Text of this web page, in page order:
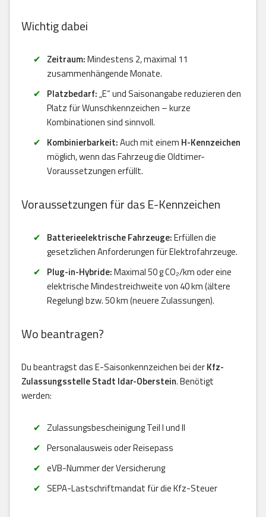
Wichtig dabei
Zeitraum:Mindestens 2, maximal 11
zusammenhängende Monate.
Platzbedarf:„E“ und Saisonangabe reduzieren den
Platz für Wunschkennzeichen – kurze
Kombinationen sind sinnvoll.
Kombinierbarkeit:Auch mit einem H-Kennzeichen
möglich, wenn das Fahrzeug die Oldtimer-
Voraussetzungen erfüllt.
Voraussetzungen für das E-Kennzeichen
Batterieelektrische Fahrzeuge:Erfüllen die
gesetzlichen Anforderungen für Elektrofahrzeuge.
Plug-in-Hybride:Maximal 50 g CO₂/km oder eine
elektrische Mindestreichweite von 40 km (ältere
Regelung) bzw. 50 km (neuere Zulassungen).
Wo beantragen?
Du beantragst das E-Saisonkennzeichen bei derKfz-
Zulassungsstelle Stadt Idar-Oberstein. Benötigt
werden:
Zulassungsbescheinigung Teil I und II
Personalausweis oder Reisepass
eVB-Nummer der Versicherung
SEPA-Lastschriftmandat für die Kfz-Steuer